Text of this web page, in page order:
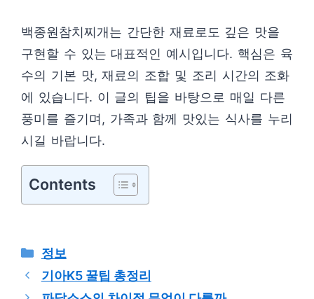
백종원참치찌개는 간단한 재료로도 깊은 맛을
구현할 수 있는 대표적인 예시입니다. 핵심은 육
수의 기본 맛, 재료의 조합 및 조리 시간의 조화
에 있습니다. 이 글의 팁을 바탕으로 매일 다른
풍미를 즐기며, 가족과 함께 맛있는 식사를 누리
시길 바랍니다.
Contents
카
테
고
정보
기아K5 꿀팁 총정리